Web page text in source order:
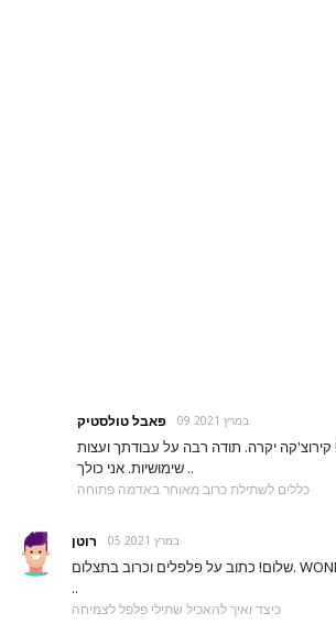
פאבל טולסטיק 09 במרץ 2021
יקרה. תודה רבה על עבודתך ועצות
שימושיות. אני כולך ..
כללים לשתילת כרוב מאוחר באדמה פתוחה
רוטן 05 במרץ 2021
שלום! כתוב על פלפלים וכרוב בתצלום. WONDERS !!!
..
כיצד ואיך להאכיל שתילי פלפל לצמיחה